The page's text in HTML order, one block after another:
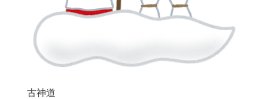
古神道